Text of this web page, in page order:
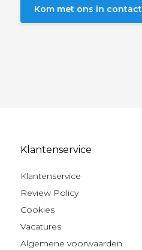
Kom met ons in contact
Klantenservice
Klantenservice
Review Policy
Cookies
Vacatures
Algemene voorwaarden